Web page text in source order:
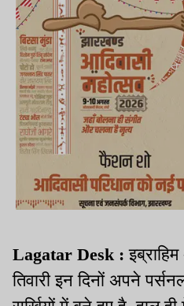
Lagatar Desk :
तिवारी इन दिनों अपने